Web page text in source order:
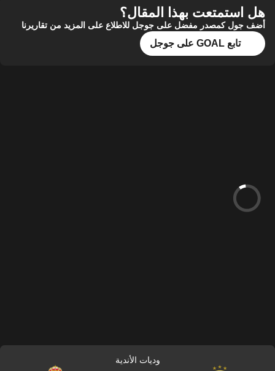
هل استمتعت بهذا المقال؟
أضف جول كمصدر مفضل على جوجل للاطلاع على المزيد من تقاريرنا
تابع GOAL على جوجل
وديات الأندية